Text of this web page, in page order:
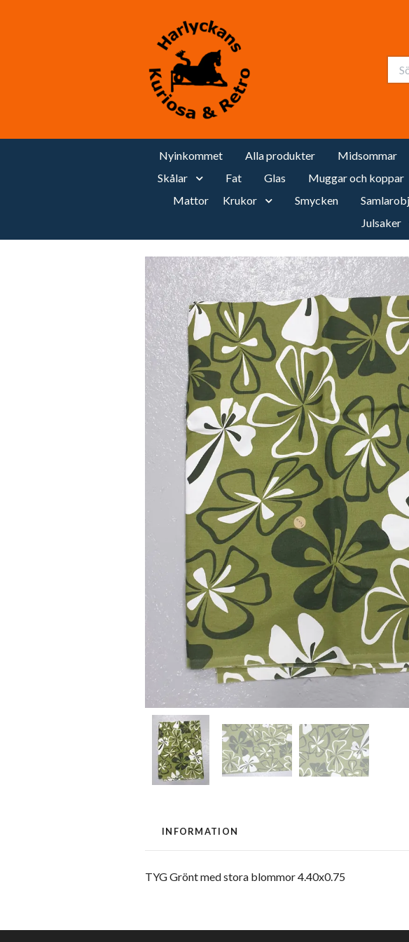
Nyinkommet Alla produkter Midsommar
Skålar
Fat Glas Muggar och koppar
Mattor
Krukor Smycken
Julsaker
INFORMATION
TYG Grönt med stora blommor 4.40x0.75